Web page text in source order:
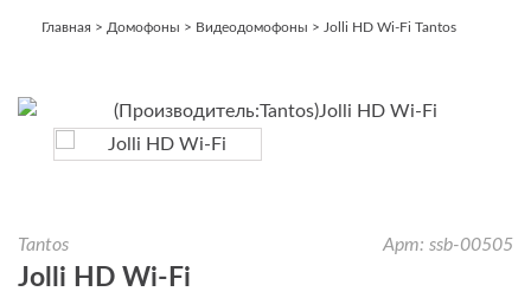
Главная > Домофоны > Видеодомофоны > Jolli HD Wi-Fi Tantos
Tantos Арт: ssb-00505
Jolli HD Wi-Fi